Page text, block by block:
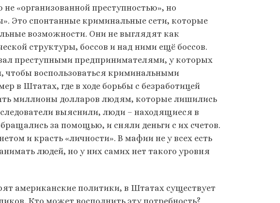
«организованной преступностью», но
Это спонтанные криминальные сети, которые
возможности. Они не выглядят как
структуры, боссов и над ними ещё боссов.
преступными предпринимателями, у которых
чтобы воспользоваться криминальными
в Штатах, где в ходе борьбы с безработицей
миллионы долларов людям, которые лишились
выяснили, люди – находящиеся в
за помощью, и сняли деньги с их счетов.
и красть «личности». В мафии не у всех есть
людей, но у них самих нет такого уровня
американские политики, в Штатах существует